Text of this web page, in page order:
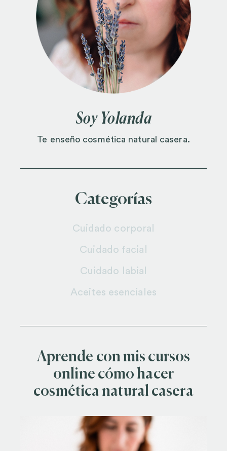
Soy Yolanda
Te enseño cosmética natural casera.
Categorías
Cuidado corporal
Cuidado facial
Cuidado labial
Aceites esenciales
Aprende con mis cursos
online cómo hacer
cosmética natural casera